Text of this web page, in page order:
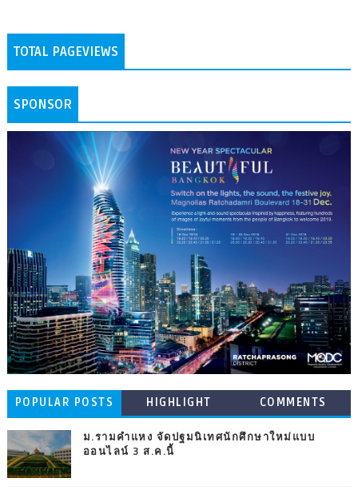
TOTAL PAGEVIEWS
SPONSOR
POPULAR POSTS HIGHLIGHT COMMENTS
ม.รามคำแหง จัดปฐมนิเทศนักศึกษาใหม่แบบ
ออนไลน์ 3 ส.ค.นี้